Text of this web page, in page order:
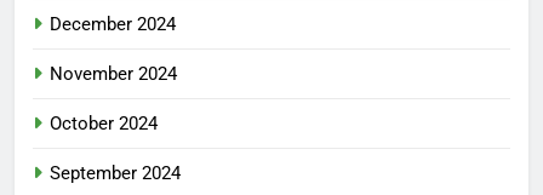
December 2024
November 2024
October 2024
September 2024